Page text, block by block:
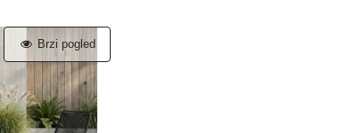
Brzi pogled